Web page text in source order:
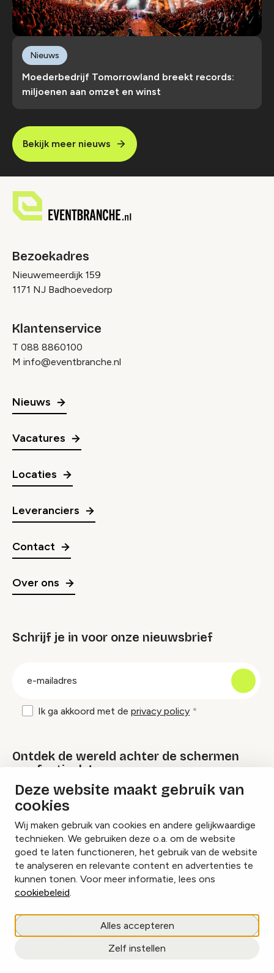
Deze website maakt gebruik van
cookies
Wij maken gebruik van cookies en andere gelijkwaardige
technieken. We gebruiken deze o.a. om de website
goed te laten functioneren, het gebruik van de website
te analyseren en relevante content en advertenties te
kunnen tonen. Voor meer informatie, lees ons
cookiebeleid.
Alles accepteren
Zelf instellen
Moederbedrijf Tomorrowland breekt records:
miljoenen aan omzet en winst
Nieuws
Bekijk meer nieuws
Bezoekadres
Nieuwemeerdijk 159
1171 NJ Badhoevedorp
Klantenservice
T 088 8860100
M info@eventbranche.nl
Nieuws
Vacatures
Locaties
Leveranciers
Contact
Over ons
Schrijf je in voor onze nieuwsbrief
Ik ga akkoord met de privacy policy
Ontdek de wereld achter de schermen
van festivals!
Lees onze Festival Specials
InstagramFacebookLinkedIn
Cookies beheren
Privacy policy
copyright © 2026 Eventbranche.nl